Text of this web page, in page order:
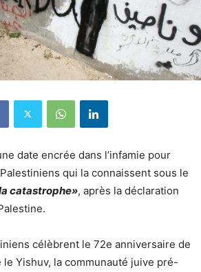
date encrée dans l’infamie pour
qui la connaissent sous le
catastrophe», après la déclaration
célèbrent le 72e anniversaire de
le Yishuv, la communauté juive pré-